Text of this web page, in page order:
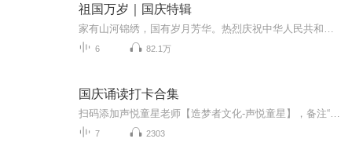
祖国万岁｜国庆特辑
6 82.1万
国庆诵读打卡合集
7 2303